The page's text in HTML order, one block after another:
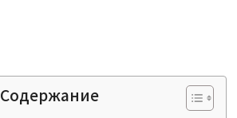
Содержание